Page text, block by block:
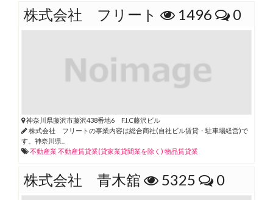
株式会社 フリート 1496 0
神奈川県藤沢市藤沢438番地6 F.I.C藤沢ビル
株式会社 フリートの事業内容は総合商社(自社ビル賃貸・駐車場経営)で
す。神奈川県...
不動産業不動産賃貸業(貸家業貸間業を除く) 物品賃貸業
株式会社 青木舘 5325 0